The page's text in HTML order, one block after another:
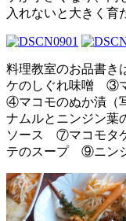
入れないと大きく育
料理教室のお品書
ケのしぐれ味噌 ③
④マコモのぬか漬（
ナムルとニンジン
ソース ⑦マコモタ
テのスープ ⑨ニン